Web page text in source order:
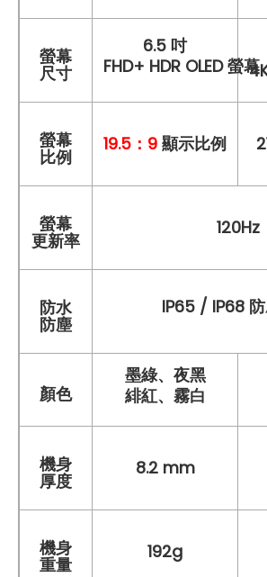
螢幕
尺寸
6.5 吋
FHD+ HDR OLED 螢幕
螢幕
比例
19.5：9 顯示比例
螢幕
更新率
120Hz
防水
防塵
IP65 / IP68
顏色
墨綠、夜黑
緋紅、霧白
機身
厚度
8.2 mm
機身
重量
192g